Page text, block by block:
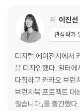
- 중력을 탓하지 마라
- 주어진 상자 밖에서 사
- 진짜가 된다는 것
- 더 크고 더 깊고 더 분
3장 나에게 가장 좋은 멘
- 전문가의 제1조건
저 이진선
관심작가
디지털 에이전시에서
을 디자인했다. 일터
다짐하고 카카오 브런
브런치북 프로젝트 대
찮습니다』를 출간했